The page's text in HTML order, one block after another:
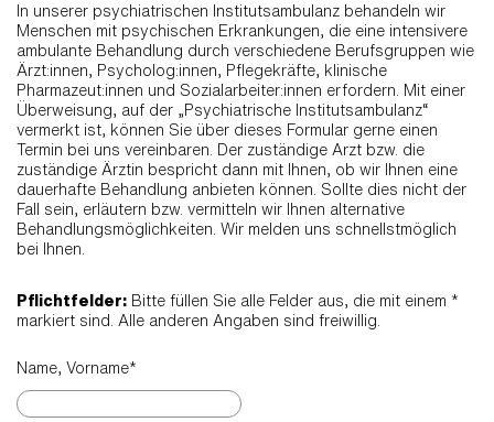
In unserer psychiatrischen Institutsambulanz behandeln wir
Menschen mit psychischen Erkrankungen, die eine intensivere
ambulante Behandlung durch verschiedene Berufsgruppen wie
Ärzt:innen, Psycholog:innen, Pflegekräfte, klinische
Pharmazeut:innen und Sozialarbeiter:innen erfordern. Mit einer
Überweisung, auf der „Psychiatrische Institutsambulanz“
vermerkt ist, können Sie über dieses Formular gerne einen
Termin bei uns vereinbaren. Der zuständige Arzt bzw. die
zuständige Ärztin bespricht dann mit Ihnen, ob wir Ihnen eine
dauerhafte Behandlung anbieten können. Sollte dies nicht der
Fall sein, erläutern bzw. vermitteln wir Ihnen alternative
Behandlungsmöglichkeiten. Wir melden uns schnellstmöglich
bei Ihnen.
Pflichtfelder: Bitte füllen Sie alle Felder aus, die mit einem *
markiert sind. Alle anderen Angaben sind freiwillig.
Name, Vorname*